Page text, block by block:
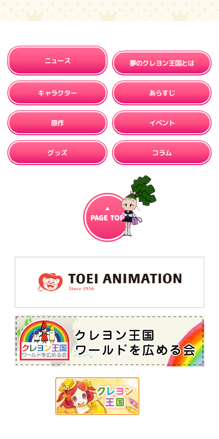
ニュース 夢のクレヨン王国とは
キャラクター あらすじ
原作 イベント
グッズ コラム